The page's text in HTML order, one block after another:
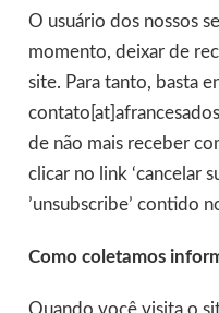
O usuário dos nossos
momento, deixar de
site. Para tanto, basta
de não mais receber
clicar no link ‘cancelar
’unsubscribe’ contido
Como coletamos
Quando você visita o